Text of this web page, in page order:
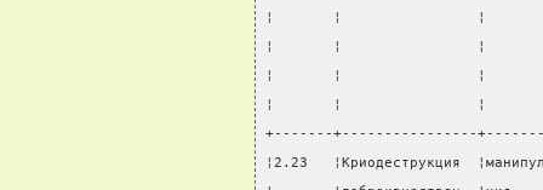
¦       ¦                ¦
¦       ¦                ¦
¦       ¦                ¦
¦       ¦                ¦
+-------+----------------
¦2.23   ¦Криодеструкция